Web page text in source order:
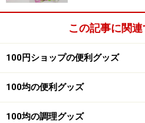
金額が1配送先につき税抜1万
税抜1万円未満の場合別途770
ります。残念ながら、商品は
でのお受け取りはできないよ
ください。
■セリアのオンライン通販
この記事に関
100円ショップの便利グッズ
100均の便利グッズ
100均の調理グッズ